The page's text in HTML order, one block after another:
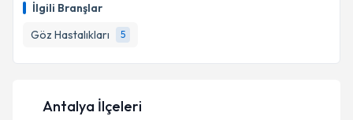
İlgili Branşlar
Göz Hastalıkları
5
takvim hazırlandığında e-posta ile bilgilendireceğiz.
E-posta Adresiniz
Antalya İlçeleri